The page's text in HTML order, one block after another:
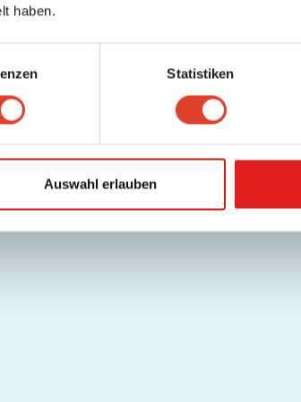
haben.
Statistiken
Auswahl erlauben